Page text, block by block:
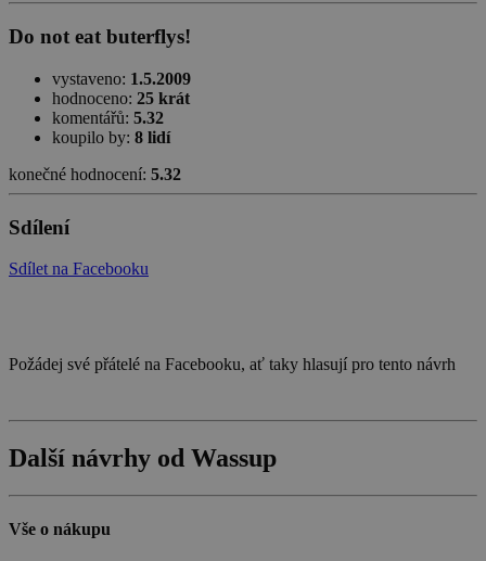
Do not eat buterflys!
vystaveno: 1.5.2009
hodnoceno: 25 krát
komentářů: 5.32
koupilo by: 8 lidí
konečné hodnocení: 5.32
Sdílení
Sdílet na Facebooku
Požádej své přátelé na Facebooku, ať taky hlasují pro tento návrh
Další návrhy od Wassup
Vše o nákupu